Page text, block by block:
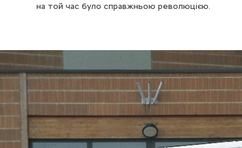
на той час було справжньою революцією.